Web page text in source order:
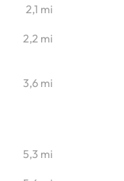
2,1 mi
2,2 mi
3,6 mi
5,3 mi